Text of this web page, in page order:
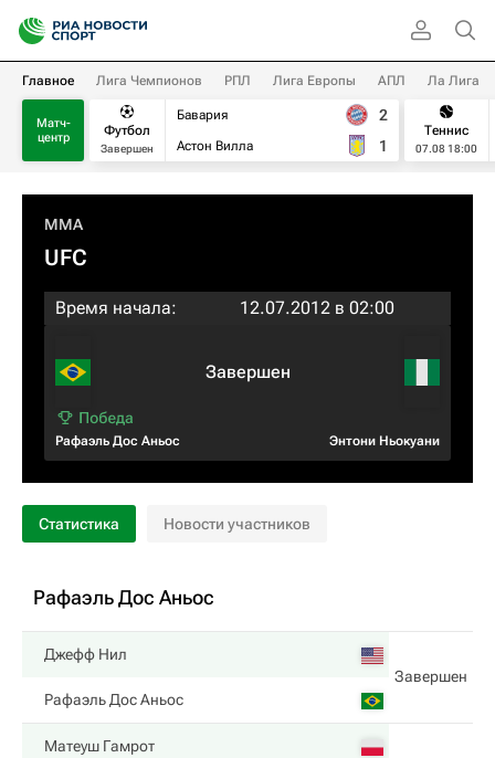
Главное Лига Чемпионов РПЛ Лига Европы АПЛ Ла Лига
Матч-
центр
Футбол
Завершен
Бавария
Астон Вилла
2
1
Теннис
07.08 18:00
MMA
UFC
Время начала: 12.07.2012 в 02:00
Рафаэль Дос Аньос
Завершен
Энтони Ньокуани
Статистика Новости участников
Рафаэль Дос Аньос
Джефф Нил
Завершен
Рафаэль Дос Аньос
Матеуш Гамрот